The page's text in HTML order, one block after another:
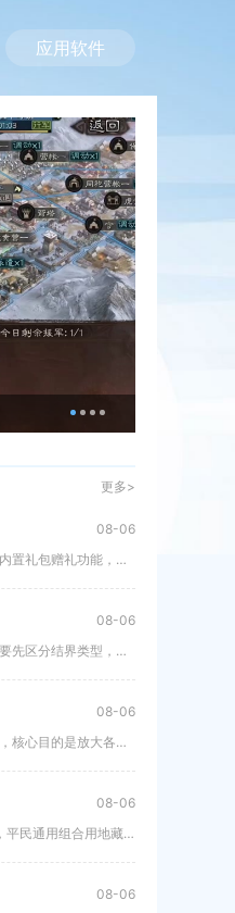
应用软件
更多>
08-06
想要在光遇送出跷跷板，需要利用游戏内置礼包赠礼功能，满足全部前置条件后，面对面发起赠礼邀约并完成支付，才能将跷跷板礼包赠
08-06
原神中风的结界没有统一激活方式，需要先区分结界类型，野外常见分为风种子解密结界、风元素方碑结界、任务锁定结界三类，按照对
08-06
在攻城掠地当中主动积攒、获取翻倍券，核心目的是放大各类资源获取效率，减少银币、丝绸等基础物资消耗，在限时国家任务与周期性
08-06
乱斗西游2组队最优角色分为三大梯队，平民通用组合用地藏菩萨、铁扇公主、阎罗王，竞技冲分选用九子鬼母、二郎神、阎罗王，篝火
08-06